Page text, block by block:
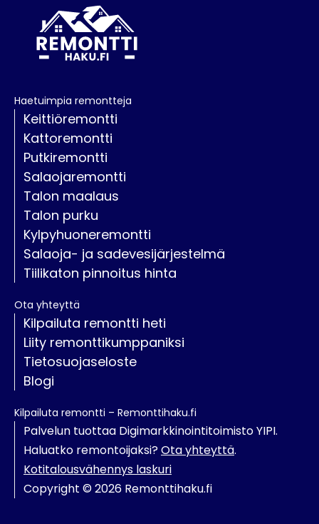
Haetuimpia remontteja
Keittiöremontti
Kattoremontti
Putkiremontti
Salaojaremontti
Talon maalaus
Talon purku
Kylpyhuoneremontti
Salaoja- ja sadevesijärjestelmä
Tiilikaton pinnoitus hinta
Ota yhteyttä
Kilpailuta remontti heti
Liity remonttikumppaniksi
Tietosuojaseloste
Blogi
Kilpailuta remontti – Remonttihaku.fi
Palvelun tuottaa Digimarkkinointitoimisto YIPI.
Haluatko remontoijaksi?Ota yhteyttä.
Kotitalousvähennys laskuri
Copyright © 2026 Remonttihaku.fi